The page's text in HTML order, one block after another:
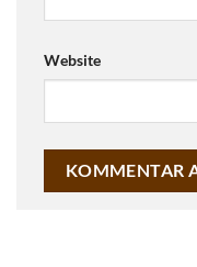
Website